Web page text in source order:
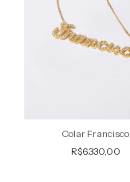
Colar Francisco
R$6.330,00